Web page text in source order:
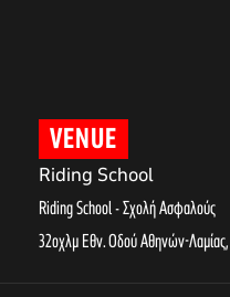
VENUE
Riding School
Riding School - Σχολή Ασφαλούς
32οχλμ Εθν. Οδού Αθηνών-